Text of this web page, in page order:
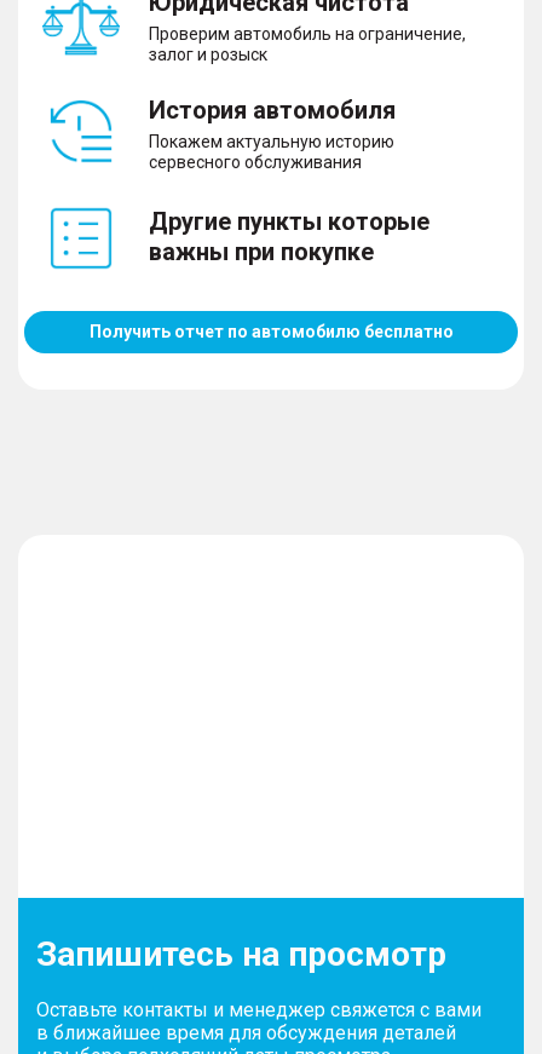
Проверим автомобиль на ограничение,
залог и розыск
История автомобиля
Покажем актуальную историю
сервесного обслуживания
Другие пункты которые
важны при покупке
Получить отчет по автомобилю бесплатно
Запишитесь на просмотр
Оставьте контакты и менеджер свяжется с вами
в ближайшее время для обсуждения деталей